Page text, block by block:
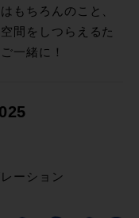
もちろんのこと、
間をしつらえるた
一緒に！
ーション